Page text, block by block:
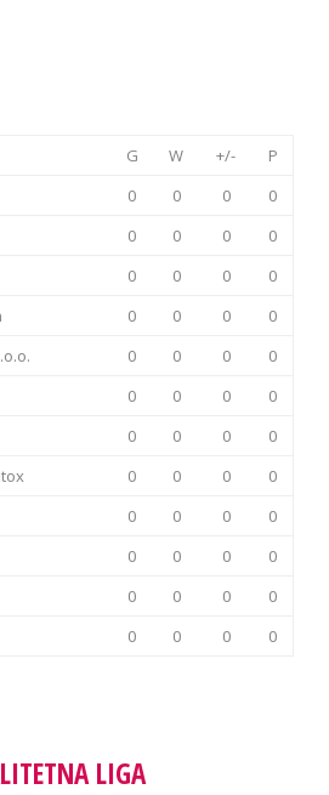
G W +/-
P
0 0 0
0
0 0 0
0
0 0 0
0
0 0 0
0
0 0 0
0
0 0 0
0
0 0 0
0
0 0 0
0
0 0 0
0
0 0 0
0
0 0 0
0
0 0 0 0
LIGA